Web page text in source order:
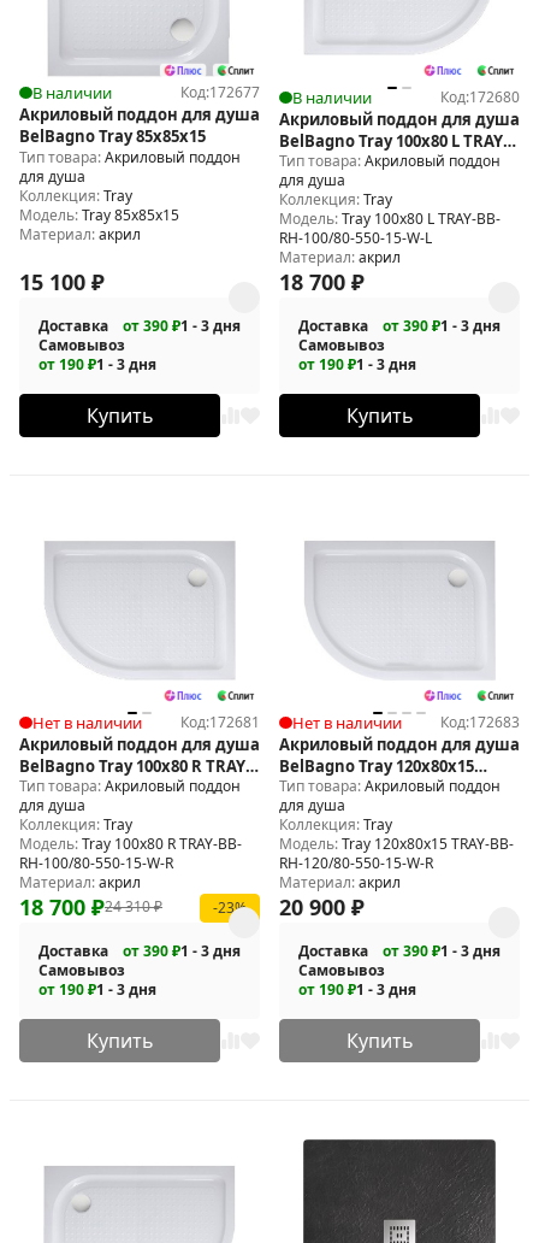
В наличии Код:172677
Акриловый поддон для душа
BelBagno Tray 85x85x15
Тип товара:Акриловый поддон
для душа
Коллекция:Tray
Модель:Tray 85x85x15
Материал:акрил
15 100 ₽
Доставка от 390 ₽1 - 3 дня
Самовывоз
от 190 ₽1 - 3 дня
Купить
В наличии Код:172680
Акриловый поддон для душа
BelBagno Tray 100x80 L TRAY-
BB-RH-100/80-550-15-W-L
Тип товара:Акриловый поддон
для душа
Коллекция:Tray
Модель:Tray 100x80 L TRAY-BB-
RH-100/80-550-15-W-L
Материал:акрил
18 700 ₽
Доставка от 390 ₽1 - 3 дня
Самовывоз
от 190 ₽1 - 3 дня
Купить
Нет в наличии Код:172681
Акриловый поддон для душа
BelBagno Tray 100x80 R TRAY-
BB-RH-100/80-550-15-W-R
Тип товара:Акриловый поддон
для душа
Коллекция:Tray
Модель:Tray 100x80 R TRAY-BB-
RH-100/80-550-15-W-R
Материал:акрил
24 310₽
18 700 ₽ -23%
Доставка от 390 ₽1 - 3 дня
Самовывоз
от 190 ₽1 - 3 дня
Купить
Нет в наличии Код:172683
Акриловый поддон для душа
BelBagno Tray 120x80x15
TRAY-BB-RH-120/80-550-15-W-R
Тип товара:Акриловый поддон
для душа
Коллекция:Tray
Модель:Tray 120x80x15 TRAY-BB-
RH-120/80-550-15-W-R
Материал:акрил
20 900 ₽
Доставка от 390 ₽1 - 3 дня
Самовывоз
от 190 ₽1 - 3 дня
Купить